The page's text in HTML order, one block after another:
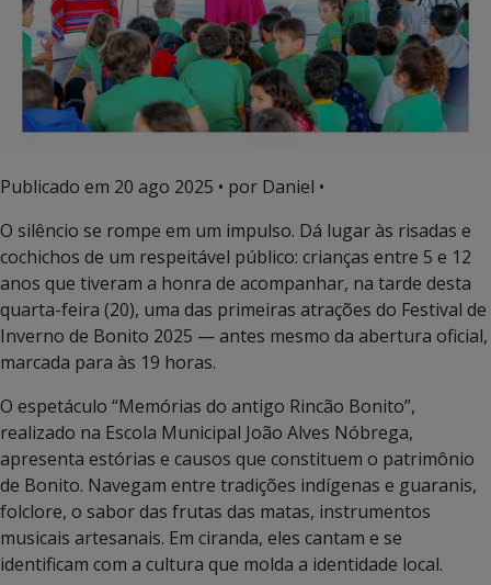
Publicado em 20 ago 2025 • por Daniel •
O silêncio se rompe em um impulso. Dá lugar às risadas e
cochichos de um respeitável público: crianças entre 5 e 12
anos que tiveram a honra de acompanhar, na tarde desta
quarta-feira (20), uma das primeiras atrações do Festival de
Inverno de Bonito 2025 — antes mesmo da abertura oficial,
marcada para às 19 horas.
O espetáculo “Memórias do antigo Rincão Bonito”,
realizado na Escola Municipal João Alves Nóbrega,
apresenta estórias e causos que constituem o patrimônio
de Bonito. Navegam entre tradições indígenas e guaranis,
folclore, o sabor das frutas das matas, instrumentos
musicais artesanais. Em ciranda, eles cantam e se
identificam com a cultura que molda a identidade local.